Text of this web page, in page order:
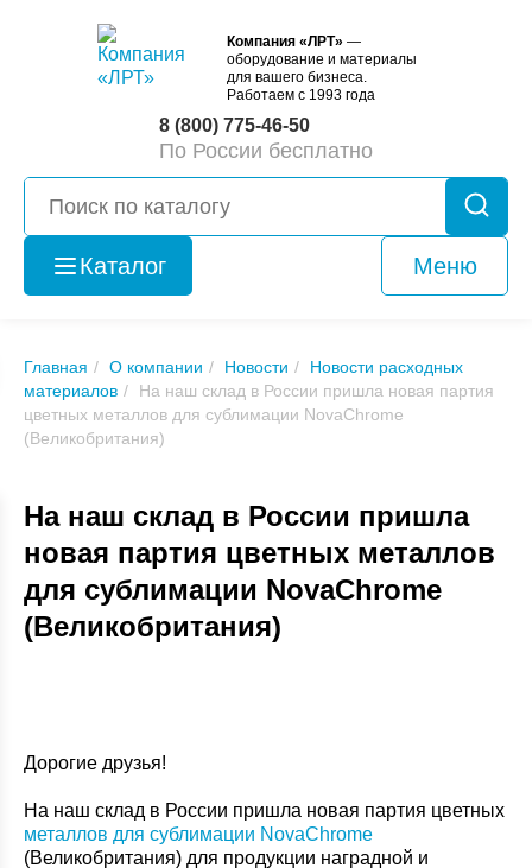
Компания «ЛРТ» —
оборудование и материалы
для вашего бизнеса.
Работаем с 1993 года
8 (800) 775-46-50
По России бесплатно
Каталог Меню
Оборудование
б/у
Главная О компании Новости
Новости расходных
материалов
На наш склад в России пришла новая партия
цветных металлов для сублимации NovaChrome
(Великобритания)
На наш склад в России пришла
новая партия цветных металлов
для сублимации NovaChrome
(Великобритания)
Дорогие друзья!
На наш склад в России пришла новая партия цветных
металлов для сублимации NovaChrome
(Великобритания) для продукции наградной и